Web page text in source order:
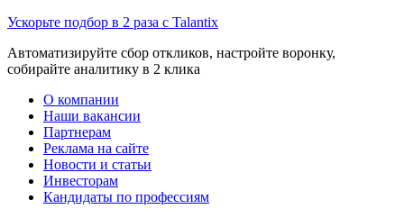
Ускорьте подбор в 2 раза с Talantix
Автоматизируйте сбор откликов, настройте воронку,
собирайте аналитику в 2 клика
О компании
Наши вакансии
Партнерам
Реклама на сайте
Новости и статьи
Инвесторам
Кандидаты по профессиям